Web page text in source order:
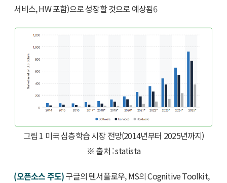
서비스, HW 포함)으로 성장할 것으로 예상됨6
그림 1 미국 심층학습 시장 전망(2014년부터 2025년까지)
※ 출처 : statista
(오픈소스 주도)구글의 텐서플로우, MS의 Cognitive Toolkit,